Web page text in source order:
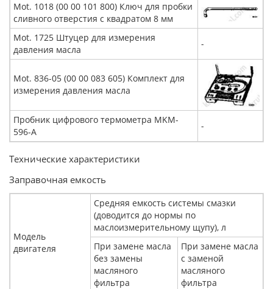
Mot. 1018 (00 00 101 800) Ключ для пробки
сливного отверстия с квадратом 8 мм
Mot. 1725 Штуцер для измерения
давления масла
-
Mot. 836-05 (00 00 083 605) Комплект для
измерения давления масла
Пробник цифрового термометра MKM-
596-A
-
Технические характеристики
Заправочная емкость
Модель
двигателя
Средняя емкость системы смазки
(доводится до нормы по
маслоизмерительному щупу), л
При замене масла
без замены
масляного
фильтра
При замене масла
с заменой
масляного
фильтра